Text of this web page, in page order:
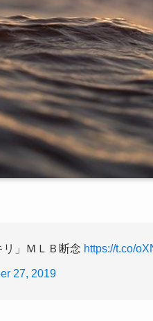
」ＭＬＢ断念 https://t.co/
27, 2019